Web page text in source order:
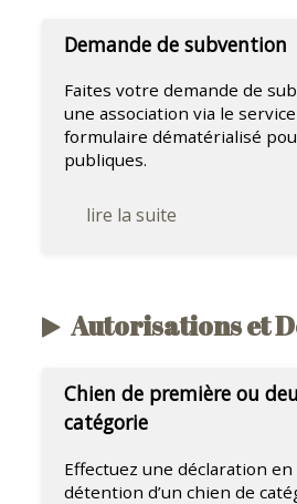
Demande de subvention
Faites votre demande de
une association via le
formulaire dématérialisé
publiques.
lire la suite
Autorisations et
Chien de première ou
catégorie
Effectuez une déclaration
détention d’un chien de